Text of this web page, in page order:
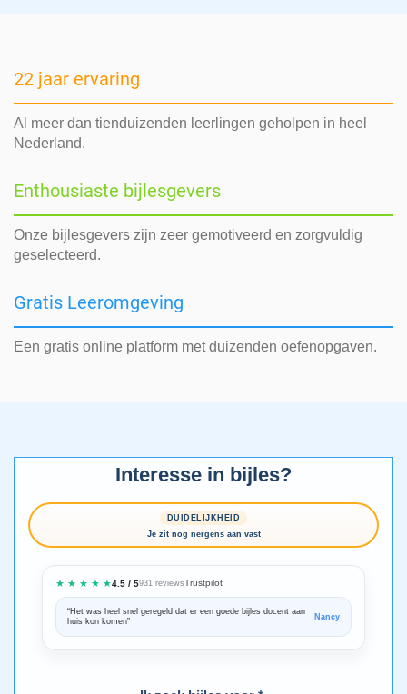
22 jaar ervaring
Al meer dan tienduizenden leerlingen geholpen in heel
Nederland.
Enthousiaste bijlesgevers
Onze bijlesgevers zijn zeer gemotiveerd en zorgvuldig
geselecteerd.
Gratis Leeromgeving
Een gratis online platform met duizenden oefenopgaven.
Interesse in bijles?
DUIDELIJKHEID
Je zit nog nergens aan vast
★ ★ ★ ★ ★4.5 / 5931 reviewsTrustpilot
“Het was heel snel geregeld dat er een goede bijles docent aan
huis kon komen”
Nancy